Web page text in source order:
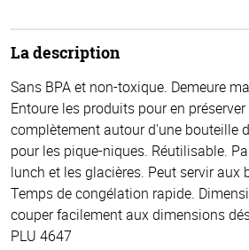
La description
Sans BPA et non-toxique. Demeure
Entoure les produits pour en
complètement autour d'une bouteille
pour les pique-niques. Réutilisable.
lunch et les glacières. Peut servir aux
Temps de congélation rapide.
couper facilement aux dimensions
PLU 4647